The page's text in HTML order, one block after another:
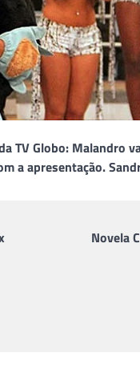
TV Globo: Malandro
a apresentação.
Novela